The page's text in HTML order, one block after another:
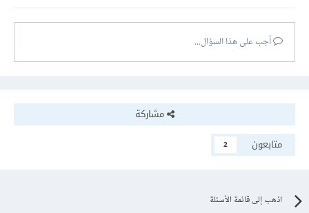
أجب على هذا السؤال...
مشاركة
متابعون
2
اذهب إلى قائمة الأسئلة